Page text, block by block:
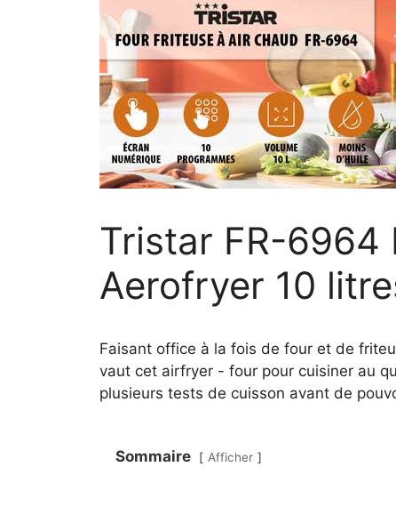
Tristar FR-6964
Aerofryer 10
Faisant office à la fois de four et de
vaut cet airfryer - four pour cuisiner au
plusieurs tests de cuisson avant de
Sommaire Afficher